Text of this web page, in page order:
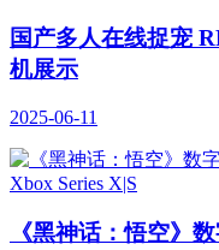
国产多人在线捉宠
机展示
2025-06-11
《黑神话：悟空》